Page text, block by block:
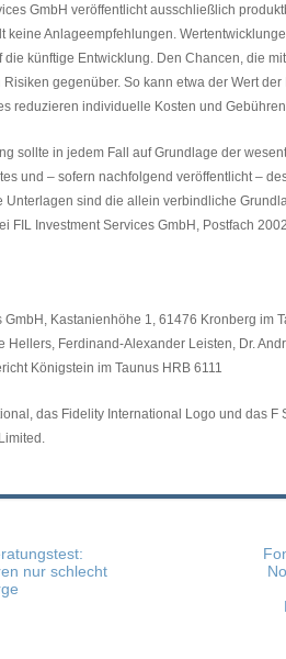
GmbH veröffentlicht ausschließlich
keine Anlageempfehlungen.
die künftige Entwicklung. Den Chancen, die
gegenüber. So kann etwa der Wert
reduzieren individuelle Kosten und
sollte in jedem Fall auf Grundlage der
und – sofern nachfolgend veröffentlicht –
Unterlagen sind die allein verbindliche
FIL Investment Services GmbH, Postfach
GmbH, Kastanienhöhe 1, 61476 Kronberg im
Hellers, Ferdinand-Alexander Leisten, Dr.
Königstein im Taunus HRB 6111
das Fidelity International Logo und das F
nur schlecht